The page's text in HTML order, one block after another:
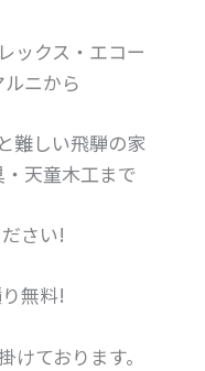
ックス・エコー
ニから
難しい飛騨の家
天童木工まで
さい!
無料!
ております。